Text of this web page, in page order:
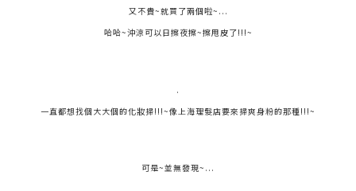
又不貴~就買了兩個啦~...
哈哈~沖涼可以日擦夜擦~擦甩皮了!!!~
.
一直都想找個大大個的化妝掃!!!~像上海理髮店要來掃爽身粉的那種!!!~
可是~並無發現~...